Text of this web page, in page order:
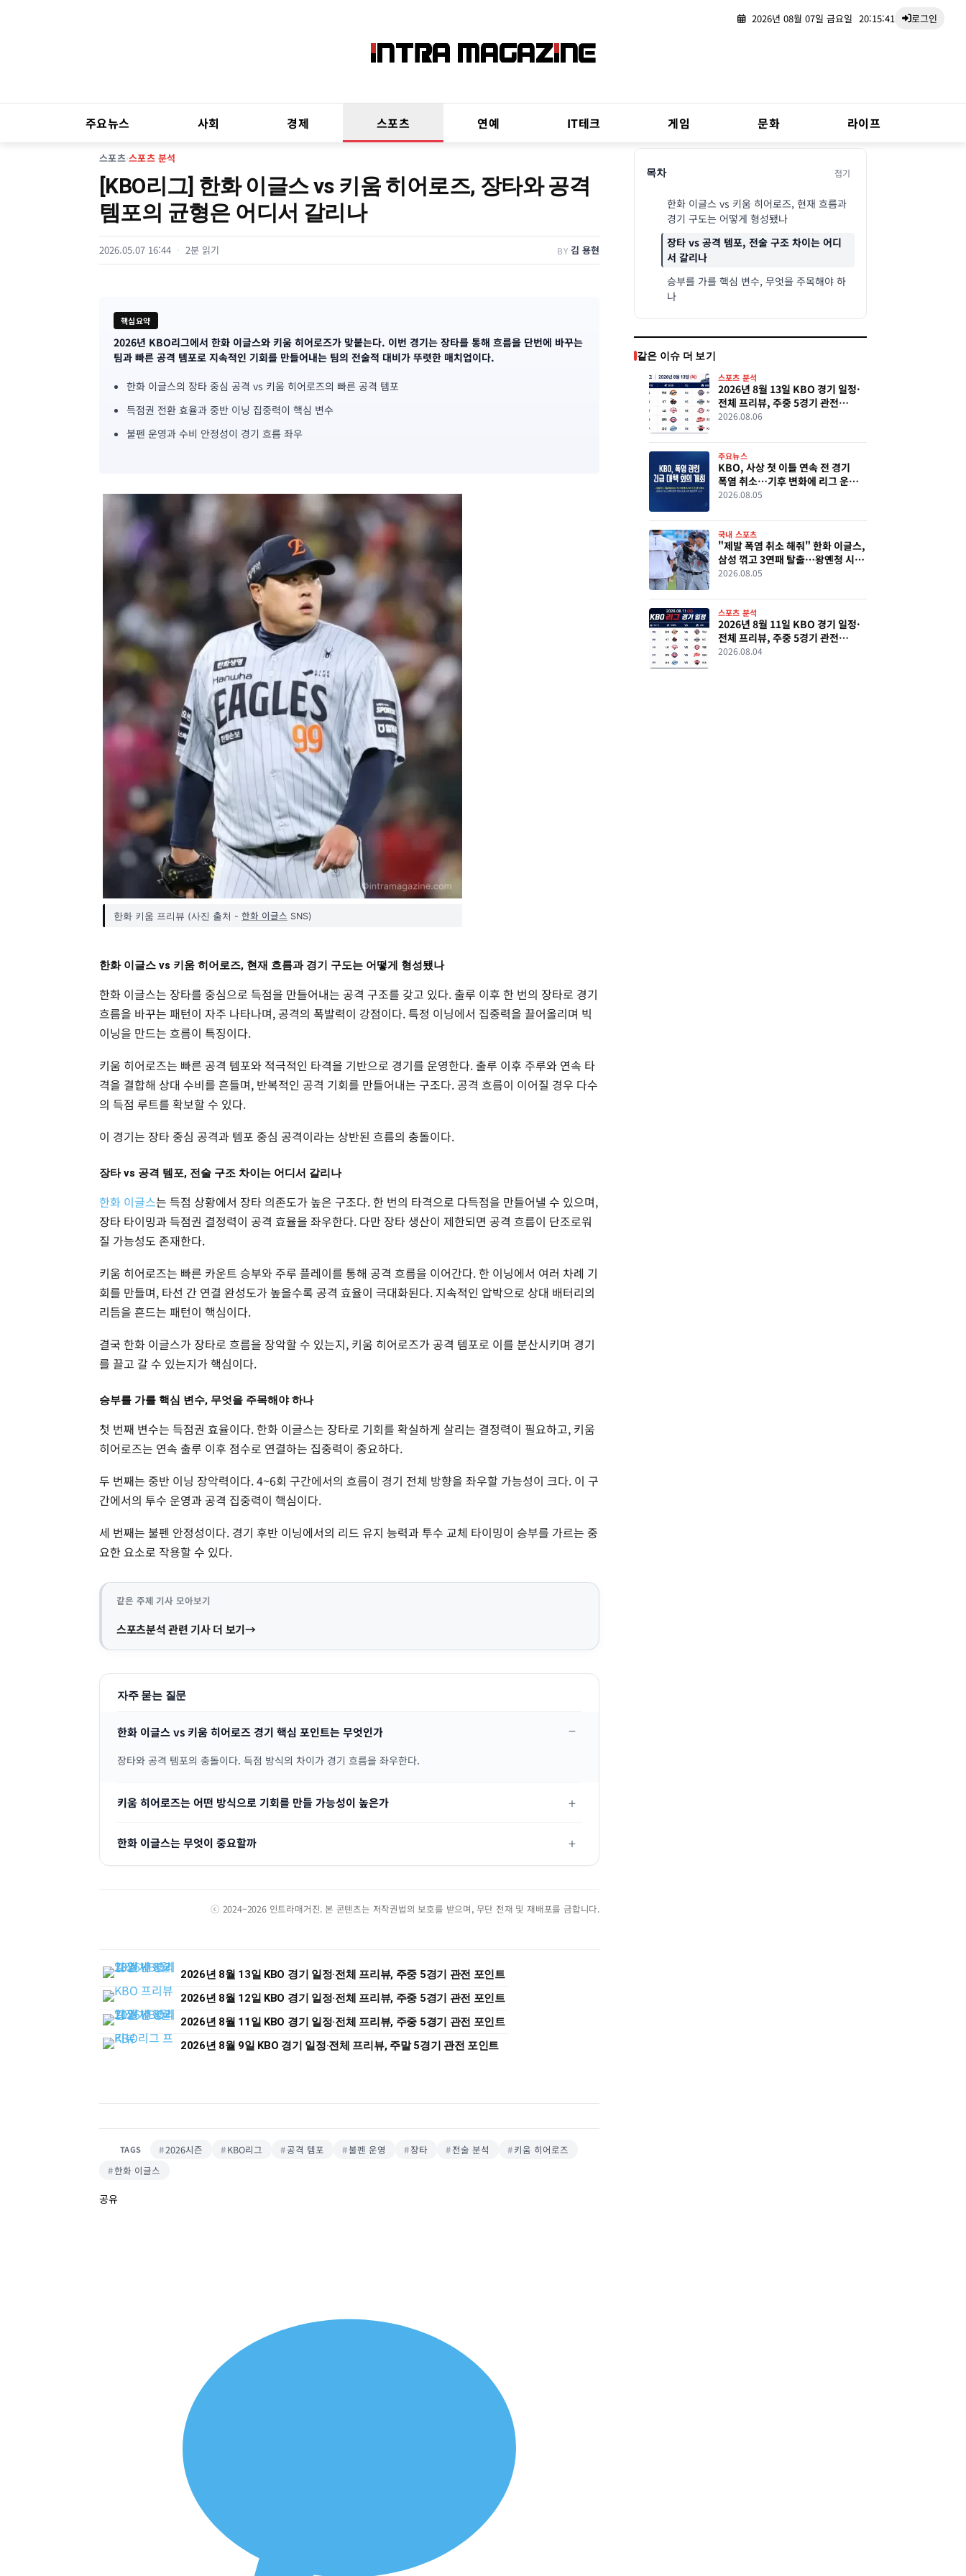
2026년 08월 07일 금요일 20:15:42 로그인
주요뉴스 사회 경제 스포츠 연예 IT테크 게임 문화 라이프
스포츠›스포츠 분석
[KBO리그] 한화 이글스 vs 키움 히어로즈, 장타와 공격
템포의 균형은 어디서 갈리나
2026.05.07 16:44 2분 읽기 BY 김 용현
핵심요약
기
심
2026년 KBO리그에서 한화 이글스와 키움 히어로즈가 맞붙는다. 이번 경기는 장타를 통해 흐름을 단번에 바꾸는
팀과 빠른 공격 템포로 지속적인 기회를 만들어내는 팀의 전술적 대비가 뚜렷한 매치업이다.
한화 이글스의 장타 중심 공격 vs 키움 히어로즈의 빠른 공격 템포
득점권 전환 효율과 중반 이닝 집중력이 핵심 변수
불펜 운영과 수비 안정성이 경기 흐름 좌우
한화 키움 프리뷰 (사진 출처 - 한화 이글스 SNS)
한화 이글스 vs 키움 히어로즈, 현재 흐름과 경기 구도는 어떻게 형성됐나
한화 이글스는 장타를 중심으로 득점을 만들어내는 공격 구조를 갖고 있다. 출루 이후 한 번의 장타로 경기
흐름을 바꾸는 패턴이 자주 나타나며, 공격의 폭발력이 강점이다. 특정 이닝에서 집중력을 끌어올리며 빅
이닝을 만드는 흐름이 특징이다.
키움 히어로즈는 빠른 공격 템포와 적극적인 타격을 기반으로 경기를 운영한다. 출루 이후 주루와 연속 타
격을 결합해 상대 수비를 흔들며, 반복적인 공격 기회를 만들어내는 구조다. 공격 흐름이 이어질 경우 다수
의 득점 루트를 확보할 수 있다.
이 경기는 장타 중심 공격과 템포 중심 공격이라는 상반된 흐름의 충돌이다.
장타 vs 공격 템포, 전술 구조 차이는 어디서 갈리나
한화 이글스는 득점 상황에서 장타 의존도가 높은 구조다. 한 번의 타격으로 다득점을 만들어낼 수 있으며,
장타 타이밍과 득점권 결정력이 공격 효율을 좌우한다. 다만 장타 생산이 제한되면 공격 흐름이 단조로워
질 가능성도 존재한다.
키움 히어로즈는 빠른 카운트 승부와 주루 플레이를 통해 공격 흐름을 이어간다. 한 이닝에서 여러 차례 기
회를 만들며, 타선 간 연결 완성도가 높을수록 공격 효율이 극대화된다. 지속적인 압박으로 상대 배터리의
리듬을 흔드는 패턴이 핵심이다.
결국 한화 이글스가 장타로 흐름을 장악할 수 있는지, 키움 히어로즈가 공격 템포로 이를 분산시키며 경기
를 끌고 갈 수 있는지가 핵심이다.
승부를 가를 핵심 변수, 무엇을 주목해야 하나
첫 번째 변수는 득점권 효율이다. 한화 이글스는 장타로 기회를 확실하게 살리는 결정력이 필요하고, 키움
히어로즈는 연속 출루 이후 점수로 연결하는 집중력이 중요하다.
두 번째는 중반 이닝 장악력이다. 4~6회 구간에서의 흐름이 경기 전체 방향을 좌우할 가능성이 크다. 이 구
간에서의 투수 운영과 공격 집중력이 핵심이다.
세 번째는 불펜 안정성이다. 경기 후반 이닝에서의 리드 유지 능력과 투수 교체 타이밍이 승부를 가르는 중
요한 요소로 작용할 수 있다.
같은 주제 기사 모아보기
스포츠분석 관련 기사 더 보기
자주 묻는 질문
한화 이글스 vs 키움 히어로즈 경기 핵심 포인트는 무엇인가
장타와 공격 템포의 충돌이다. 득점 방식의 차이가 경기 흐름을 좌우한다.
키움 히어로즈는 어떤 방식으로 기회를 만들 가능성이 높은가
한화 이글스는 무엇이 중요할까
ⓒ 2024–2026 인트라매거진. 본 콘텐츠는 저작권법의 보호를 받으며, 무단 전재 및 재배포를 금합니다.
2026년 8월 13일 KBO 경기 일정·전체 프리뷰, 주중 5경기 관전 포인트
2026년 8월 12일 KBO 경기 일정·전체 프리뷰, 주중 5경기 관전 포인트
2026년 8월 11일 KBO 경기 일정·전체 프리뷰, 주중 5경기 관전 포인트
2026년 8월 9일 KBO 경기 일정·전체 프리뷰, 주말 5경기 관전 포인트
TAGS 2026시즌 KBO리그 공격 템포 불펜 운영 장타 전술 분석
키움 히어로즈
한화 이글스
공유
목차 접기
한화 이글스 vs 키움 히어로즈, 현재 흐름과
경기 구도는 어떻게 형성됐나
장타 vs 공격 템포, 전술 구조 차이는 어디
서 갈리나
승부를 가를 핵심 변수, 무엇을 주목해야 하
나
같은 이슈 더 보기
스포츠 분석
2026년 8월 13일 KBO 경기 일정·
전체 프리뷰, 주중 5경기 관전
포인트
2026.08.06
주요뉴스
KBO, 사상 첫 이틀 연속 전 경기
폭염 취소…기후 변화에 리그 운영
시험대
2026.08.05
국내 스포츠
"제발 폭염 취소 해줘" 한화 이글스,
삼성 꺾고 3연패 탈출…왕옌청 시즌
10승·노시환 맹활약
2026.08.05
스포츠 분석
2026년 8월 11일 KBO 경기 일정·
전체 프리뷰, 주중 5경기 관전
포인트
2026.08.04